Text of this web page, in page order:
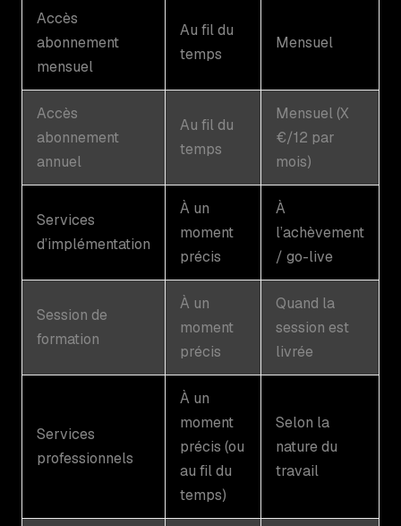
Accès
abonnement
mensuel
Au fil du
temps
Mensuel
Accès
abonnement
annuel
Au fil du
temps
Mensuel (X
€/12 par
mois)
Services
d’implémentation
À un
moment
précis
À
l’achèvement
/ go-live
Session de
formation
À un
moment
précis
Quand la
session est
livrée
Services
professionnels
À un
moment
précis (ou
au fil du
temps)
Selon la
nature du
travail